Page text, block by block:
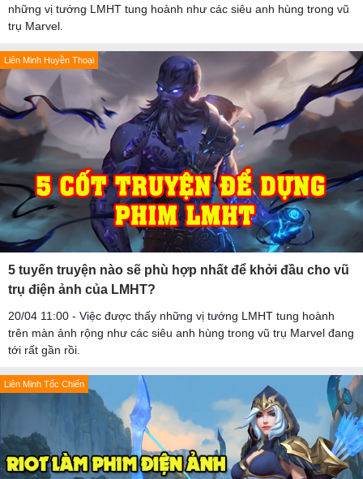
những vị tướng LMHT tung hoành như các siêu anh hùng trong vũ
trụ Marvel.
Liên Minh Huyền Thoại
5 tuyến truyện nào sẽ phù hợp nhất để khởi đầu cho vũ
trụ điện ảnh của LMHT?
20/04 11:00 - Việc được thấy những vị tướng LMHT tung hoành
trên màn ảnh rộng như các siêu anh hùng trong vũ trụ Marvel đang
tới rất gần rồi.
Liên Minh Tốc Chiến